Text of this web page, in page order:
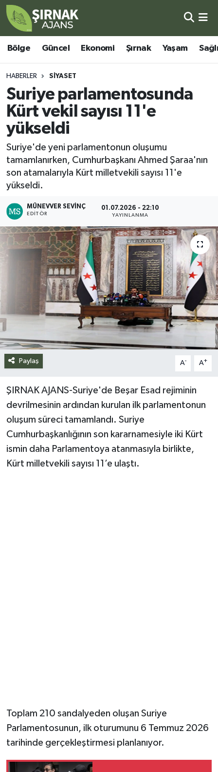
Bölge Güncel Ekonomi Şırnak Yaşam
HABERLER SIYASET
Suriye parlamentosunda
Kürt vekil sayısı 11'e
yükseldi
Suriye'de yeni parlamentonun oluşumu
tamamlanırken, Cumhurbaşkanı Ahmed Şaraa'nın
son atamalarıyla Kürt milletvekili sayısı 11'e
yükseldi.
MÜNEVVER SEVINÇ
EDITÖR
01.07.2026 - 22:10
YAYINLANMA
Paylaş A- A+
ŞIRNAK AJANS-Suriye'de Beşar Esad rejiminin
devrilmesinin ardından kurulan ilk parlamentonun
oluşum süreci tamamlandı. Suriye
Cumhurbaşkanlığının son kararnamesiyle iki Kürt
ismin daha Parlamentoya atanmasıyla birlikte,
Kürt milletvekili sayısı 11’e ulaştı.
Toplam 210 sandalyeden oluşan Suriye
Parlamentosunun, ilk oturumunu 6 Temmuz 2026
tarihinde gerçekleştirmesi planlanıyor.
Bölge
Güncel
Ekonomi
Şırnak
Yaşam
Sağlık
Eğitim
Kültür - Sanat
Siyaset
Spor
Teknoloji
Yazarlar
Şırnak Nöbetçi Eczaneler
Şırnak Hava Durumu
Şirnak Namaz Vakitleri
Şırnak Trafik Yoğunluk Haritası
Süper Lig Puan Durumu ve Fikstür
Tüm Manşetler
Son Dakika Haberleri
Haber Arşivi